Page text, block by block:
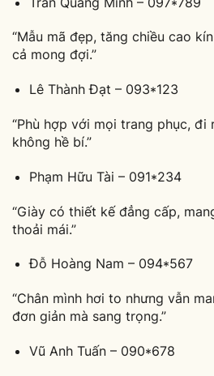
“Mẫu mã đẹp, tăng chiều cao
cả mong đợi.”
Lê Thành Đạt – 093*123
“Phù hợp với mọi trang phục, đi
không hề bí.”
Phạm Hữu Tài – 091*234
“Giày có thiết kế đẳng cấp,
thoải mái.”
Đỗ Hoàng Nam – 094*567
“Chân mình hơi to nhưng vẫn
đơn giản mà sang trọng.”
Vũ Anh Tuấn – 090*678